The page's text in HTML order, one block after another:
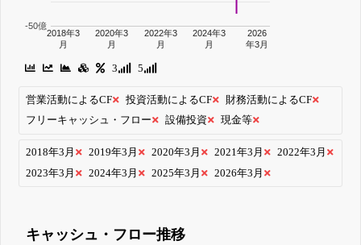
2018年3
月
2020年3
月
2022年3
月
2024年3
月
2026
年3月
-50億
3 5
営業活動によるCF 投資活動によるCF
財務活動によるCF
フリーキャッシュ・フロー
設備投資 現金等
2018年3月 2019年3月 2020年3月 2021年3月
2022年3月
2023年3月
2024年3月 2025年3月 2026年3月
キャッシュ・フロー推移